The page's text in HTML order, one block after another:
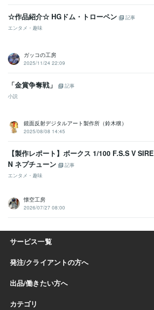
☆作品紹介☆ HGドム・トローペン
記事
エンタメ・趣味
ガッコの工房
2025/11/24 22:09
「金賞争奪戦」
記事
小説
鏡面反射デジタルアート製作所（鈴木穣）
2025/08/08 14:45
【製作レポート】ボークス 1/100 F.S.S V SIRE
N ネプチューン
記事
エンタメ・趣味
懐空工房
2026/07/27 08:00